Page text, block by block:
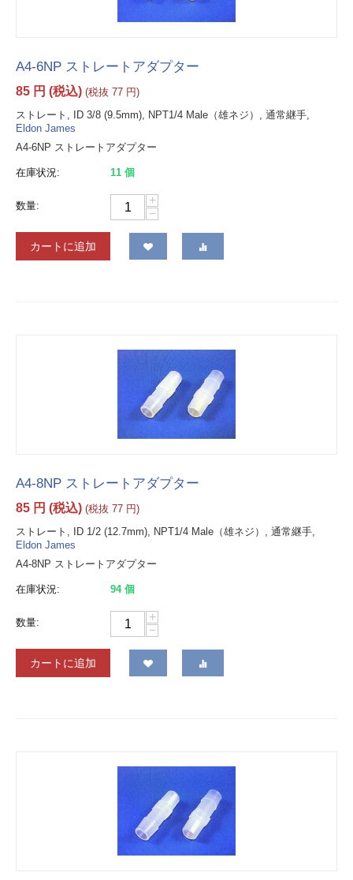
A4-6NP ストレートアダプター
85 円 (税込) (税抜 77 円)
ストレート, ID 3/8 (9.5mm), NPT1/4 Male（雄ネジ）, 通常継手,
Eldon James
A4-6NP ストレートアダプター
在庫状況: 11 個
数量:
+
−
カートに追加
A4-8NP ストレートアダプター
85 円 (税込) (税抜 77 円)
ストレート, ID 1/2 (12.7mm), NPT1/4 Male（雄ネジ）, 通常継手,
Eldon James
A4-8NP ストレートアダプター
在庫状況: 94 個
数量:
+
−
カートに追加